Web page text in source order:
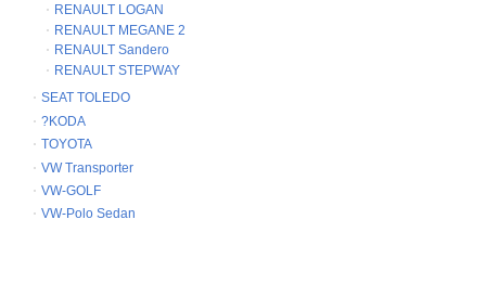
RENAULT LOGAN
RENAULT MEGANE 2
RENAULT Sandero
RENAULT STEPWAY
SEAT TOLEDO
?KODA
TOYOTA
VW Transporter
VW-GOLF
VW-Polo Sedan